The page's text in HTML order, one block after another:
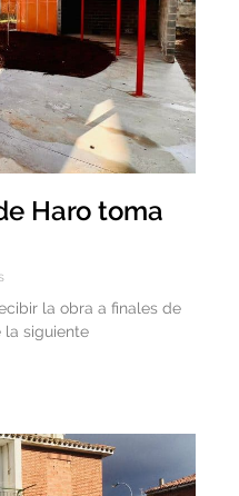
Haro toma
la obra a finales de
la siguiente